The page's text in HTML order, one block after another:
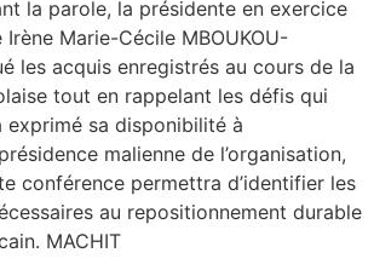
la parole, la présidente en exercice
Irène Marie-Cécile MBOUKOU-
les acquis enregistrés au cours de la
tout en rappelant les défis qui
exprimé sa disponibilité à
malienne de l’organisation,
conférence permettra d’identifier les
au repositionnement durable
MACHIT